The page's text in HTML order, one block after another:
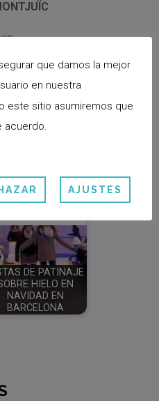
casas de
en la Costa
Brava
DE PATINAJE
HIELO EN
NAVIDAD EN
BARCELONA
que damos la mejor
en nuestra
este sitio asumiremos que
acuerdo.
AJUSTES